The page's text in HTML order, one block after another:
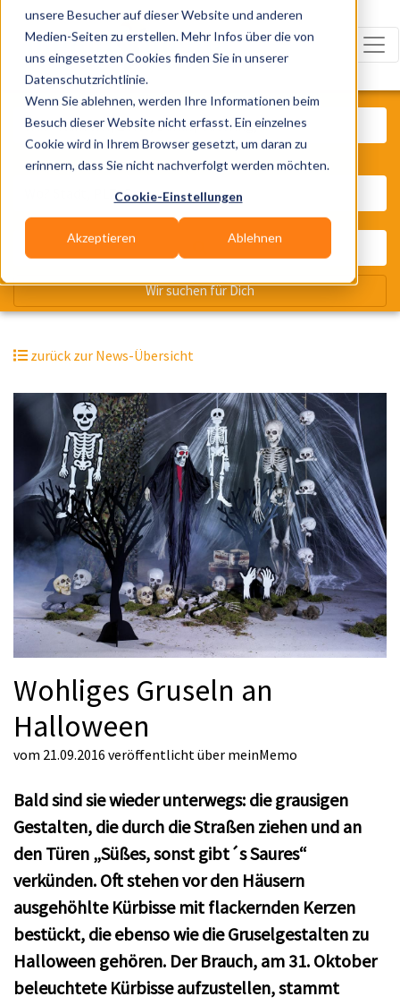
unsere Besucher auf dieser Website und anderen
Medien-Seiten zu erstellen. Mehr Infos über die von
uns eingesetzten Cookies finden Sie in unserer
Datenschutzrichtlinie.
Wenn Sie ablehnen, werden Ihre Informationen beim
Besuch dieser Website nicht erfasst. Ein einzelnes
Cookie wird in Ihrem Browser gesetzt, um daran zu
erinnern, dass Sie nicht nachverfolgt werden möchten.
Cookie-Einstellungen
Akzeptieren Ablehnen
zurück zur News-Übersicht
Wohliges Gruseln an
Halloween
vom 21.09.2016 veröffentlicht über meinMemo
Bald sind sie wieder unterwegs: die grausigen
Gestalten, die durch die Straßen ziehen und an
den Türen „Süßes, sonst gibt´s Saures“
verkünden. Oft stehen vor den Häusern
ausgehöhlte Kürbisse mit flackernden Kerzen
bestückt, die ebenso wie die Gruselgestalten zu
Halloween gehören. Der Brauch, am 31. Oktober
beleuchtete Kürbisse aufzustellen, stammt
Was? Künstler, Zelte, Bands,
Wo? Stadt, PLZ, Ort
Wir suchen für Dich